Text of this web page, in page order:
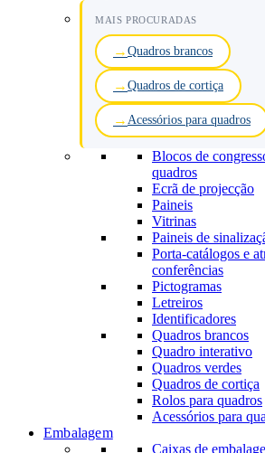
MAIS PROCURADAS
Quadros brancos
Quadros de cortiça
Acessórios para quadros
Blocos de
quadros
Ecrã de projecção
Paineis
Vitrinas
Paineis de
Porta-catálogos e
conferências
Pictogramas
Letreiros
Identificadores
Quadros brancos
Quadro interativo
Quadros verdes
Quadros de cortiça
Rolos para quadros
Acessórios para
Embalagem
Caixas de